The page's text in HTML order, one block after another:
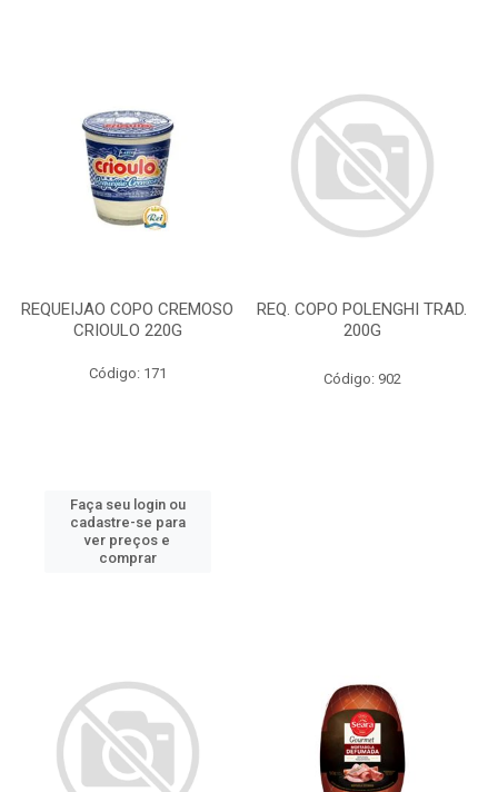
REQUEIJAO COPO CREMOSO
CRIOULO 220G
Código: 171
Faça seu login ou
cadastre-se para
ver preços e
comprar
REQ. COPO POLENGHI TRAD.
200G
Código: 902